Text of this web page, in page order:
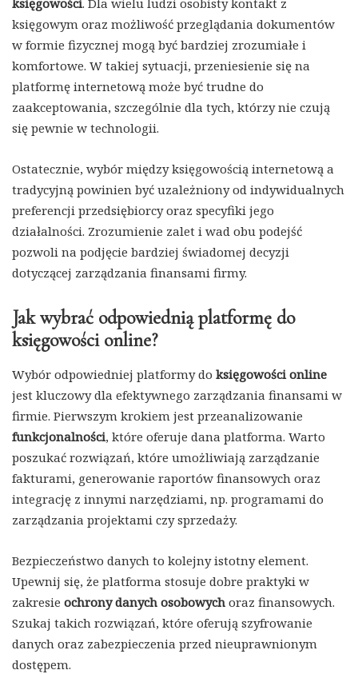
księgowości. Dla wielu ludzi osobisty kontakt z
księgowym oraz możliwość przeglądania dokumentów
w formie fizycznej mogą być bardziej zrozumiałe i
komfortowe. W takiej sytuacji, przeniesienie się na
platformę internetową może być trudne do
zaakceptowania, szczególnie dla tych, którzy nie czują
się pewnie w technologii.
Ostatecznie, wybór między księgowością internetową a
tradycyjną powinien być uzależniony od indywidualnych
preferencji przedsiębiorcy oraz specyfiki jego
działalności. Zrozumienie zalet i wad obu podejść
pozwoli na podjęcie bardziej świadomej decyzji
dotyczącej zarządzania finansami firmy.
Jak wybrać odpowiednią platformę do
księgowości online?
Wybór odpowiedniej platformy do księgowości online
jest kluczowy dla efektywnego zarządzania finansami w
firmie. Pierwszym krokiem jest przeanalizowanie
funkcjonalności, które oferuje dana platforma. Warto
poszukać rozwiązań, które umożliwiają zarządzanie
fakturami, generowanie raportów finansowych oraz
integrację z innymi narzędziami, np. programami do
zarządzania projektami czy sprzedaży.
Bezpieczeństwo danych to kolejny istotny element.
Upewnij się, że platforma stosuje dobre praktyki w
zakresie ochrony danych osobowych oraz finansowych.
Szukaj takich rozwiązań, które oferują szyfrowanie
danych oraz zabezpieczenia przed nieuprawnionym
dostępem.